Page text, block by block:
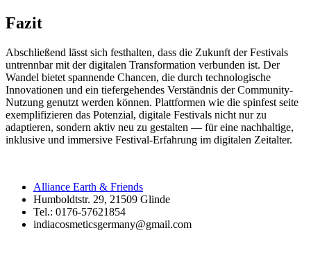
Fazit
Abschließend lässt sich festhalten, dass die Zukunft der Festivals
untrennbar mit der digitalen Transformation verbunden ist. Der
Wandel bietet spannende Chancen, die durch technologische
Innovationen und ein tiefergehendes Verständnis der Community-
Nutzung genutzt werden können. Plattformen wie die spinfest seite
exemplifizieren das Potenzial, digitale Festivals nicht nur zu
adaptieren, sondern aktiv neu zu gestalten — für eine nachhaltige,
inklusive und immersive Festival-Erfahrung im digitalen Zeitalter.
Alliance Earth & Friends
Humboldtstr. 29, 21509 Glinde
Tel.: 0176-57621854
indiacosmeticsgermany@gmail.com